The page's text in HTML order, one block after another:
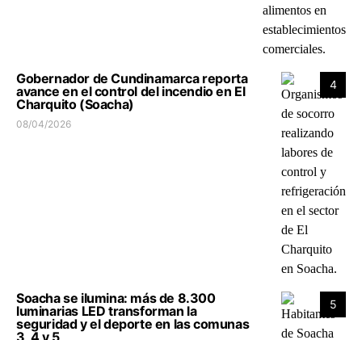
4
Gobernador de Cundinamarca reporta
avance en el control del incendio en El
Charquito (Soacha)
08/04/2026
5
Soacha se ilumina: más de 8.300
luminarias LED transforman la
seguridad y el deporte en las comunas